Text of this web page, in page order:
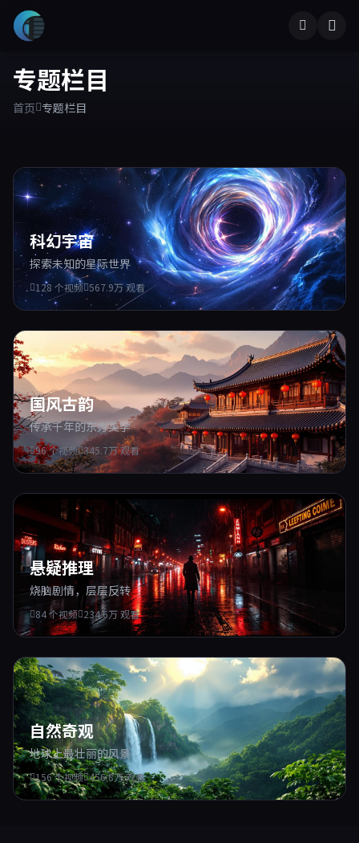
专题栏目
首页 专题栏目
科幻宇宙
探索未知的星际世界
128 个视频 567.9万 观看
国风古韵
传承千年的东方美学
96 个视频 345.7万 观看
悬疑推理
烧脑剧情，层层反转
84 个视频 234.6万 观看
自然奇观
地球上最壮丽的风景
156 个视频 456.8万 观看